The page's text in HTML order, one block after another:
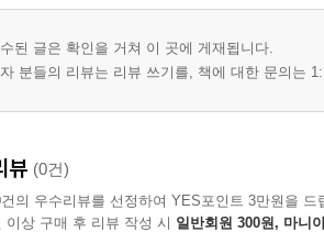
기고 싶었던 이유
지나도 변치 않는 것
의 나에게
된 글은 확인을 거쳐 이 곳에 게재됩니다.
분들의 리뷰는 리뷰 쓰기를, 책에 대한 문의는
뷰 (0건)
의 우수리뷰를 선정하여 YES포인트 3만원을 드
이상 구매 후 리뷰 작성 시 일반회원 300원, 마니